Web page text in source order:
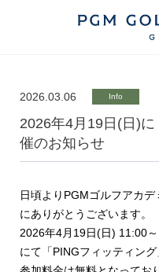
2026.03.06 Info
2026年4月19日(日)
催のお知らせ
日頃よりPGMゴルフアカ
にありがとうございます。
2026年4月19日(日) 11:00
にて「PINGフィッティング